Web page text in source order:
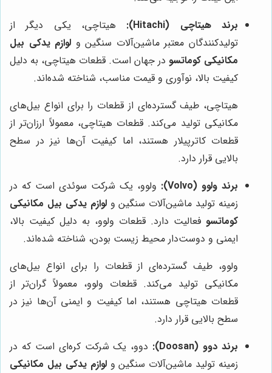
برند هیتاچی (Hitachi):
هیتاچی، یکی دیگر از
تولیدکنندگان معتبر ماشین‌آلات سنگین و لوازم یدکی بیل
مکانیکی کوماتسو در جهان است. قطعات هیتاچی، به دلیل
کیفیت بالا، نوآوری و قیمت مناسب، شناخته شده‌اند.
هیتاچی، طیف گسترده‌ای از قطعات را برای انواع بیل‌های
مکانیکی تولید می‌کند. قطعات هیتاچی، معمولاً ارزان‌تر از
قطعات کاترپیلار هستند، اما کیفیت آن‌ها نیز در سطح
بالایی قرار دارد.
برند ولوو (Volvo):
ولوو، یک شرکت سوئدی است که در
زمینه تولید ماشین‌آلات سنگین ولوازم یدکی بیل مکانیکی
کوماتسو فعالیت دارد. قطعات ولوو، به دلیل کیفیت بالا،
ایمنی و دوست‌دار محیط زیست بودن، شناخته شده‌اند.
ولوو، طیف گسترده‌ای از قطعات را برای انواع بیل‌های
مکانیکی تولید می‌کند. قطعات ولوو، معمولاً گران‌تر از
قطعات هیتاچی هستند، اما کیفیت و ایمنی آن‌ها نیز در
سطح بالایی قرار دارد.
برند دوو (Doosan):
دوو، یک شرکت کره‌ای است که در
زمینه تولید ماشین‌آلات سنگین ولوازم یدکی بیل مکانیکی